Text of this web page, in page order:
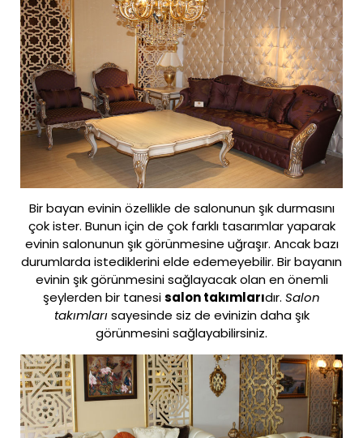
Bir bayan evinin özellikle de salonunun şık durmasını
çok ister. Bunun için de çok farklı tasarımlar yaparak
evinin salonunun şık görünmesine uğraşır. Ancak bazı
durumlarda istediklerini elde edemeyebilir. Bir bayanın
evinin şık görünmesini sağlayacak olan en önemli
şeylerden bir tanesisalon takımlarıdır. Salon
takımlarısayesinde siz de evinizin daha şık
görünmesini sağlayabilirsiniz.